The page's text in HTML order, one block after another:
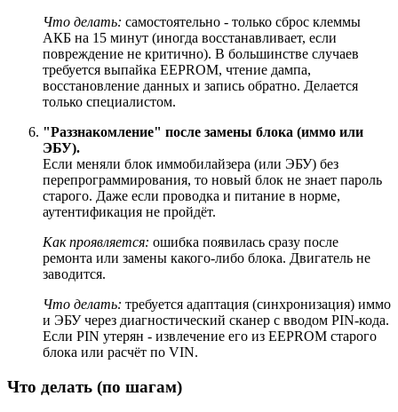
Что делать: самостоятельно - только сброс клеммы
АКБ на 15 минут (иногда восстанавливает, если
повреждение не критично). В большинстве случаев
требуется выпайка EEPROM, чтение дампа,
восстановление данных и запись обратно. Делается
только специалистом.
"Раззнакомление" после замены блока (иммо или
ЭБУ).
Если меняли блок иммобилайзера (или ЭБУ) без
перепрограммирования, то новый блок не знает пароль
старого. Даже если проводка и питание в норме,
аутентификация не пройдёт.
Как проявляется: ошибка появилась сразу после
ремонта или замены какого-либо блока. Двигатель не
заводится.
Что делать: требуется адаптация (синхронизация) иммо
и ЭБУ через диагностический сканер с вводом PIN-кода.
Если PIN утерян - извлечение его из EEPROM старого
блока или расчёт по VIN.
Что делать (по шагам)